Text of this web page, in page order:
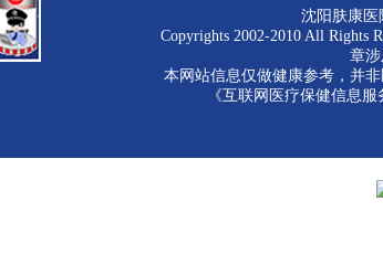
沈阳肤康医
Copyrights 2002-2010 All Rights
章
本网站信息仅做健康参考，并
《互联网医疗保健信息